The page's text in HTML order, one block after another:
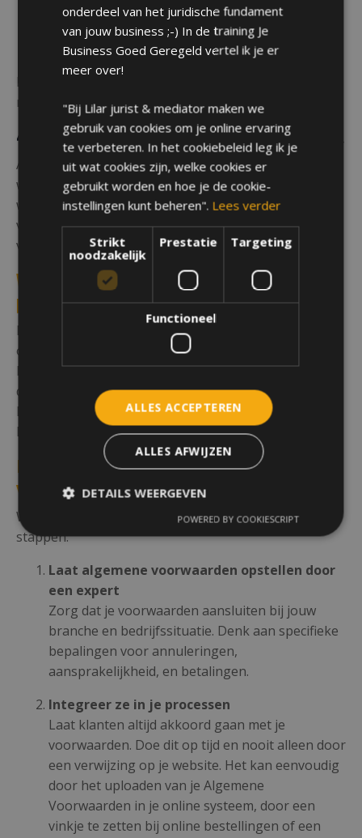
De klant is verantwoordelijk voor tijdige
annulering of het naleven van de afgesproken
voorwaarden.
Dit voorkomt discussies achteraf en beschermt jouw
rechten als ondernemer.
4. Transparantie en professionaliteit
Algemene voorwaarden tonen dat je professioneel
werkt en voorbereid bent. Klanten begrijpen direct
wat ze van je mogen verwachten én wat jij van hen
verwacht. Dit kan voorkomen dat klanten impulsief
van afspraken afzien.
Wat ging er mis in deze
praktijkcase?
In dit voorbeeld had de bloemist wel een getekende
offerte, maar deze bood onvoldoende juridische
bescherming. Zonder aanvullende voorwaarden kon
de zorginstelling zonder gevolgen annuleren.
Hierdoor bleef de ondernemer met aanzienlijke
kosten en een hoop stress achter.
Hoe stel je sterke algemene
voorwaarden op?
Wil je risico’s als ondernemer beperken? Volg deze
stappen:
Laat algemene voorwaarden opstellen door
een expert
Zorg dat je voorwaarden aansluiten bij jouw
branche en bedrijfssituatie. Denk aan specifieke
bepalingen voor annuleringen,
aansprakelijkheid, en betalingen.
Integreer ze in je processen
Laat klanten altijd akkoord gaan met je
voorwaarden. Doe dit op tijd en nooit alleen door
een verwijzing op je website. Het kan eenvoudig
door het uploaden van je Algemene
Voorwaarden in je online systeem, door een
vinkje te zetten bij online bestellingen of een
onderdeel van het juridische fundament
van jouw business ;-) In de training Je
Business Goed Geregeld vertel ik je er
meer over!
"Bij Lilar jurist & mediator maken we
gebruik van cookies om je online ervaring
te verbeteren. In het cookiebeleid leg ik je
uit wat cookies zijn, welke cookies er
gebruikt worden en hoe je de cookie-
instellingen kunt beheren". Lees verder
Strikt
noodzakelijk
Prestatie Targeting
Functioneel
ALLES ACCEPTEREN
ALLES AFWIJZEN
DETAILS WEERGEVEN
POWERED BY COOKIESCRIPT